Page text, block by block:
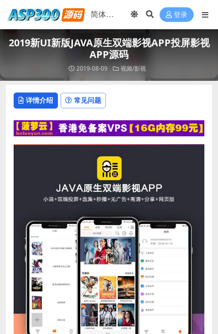
登录
2019新UI新版JAVA原生双端影视APP投屏影视
APP源码
2019-08-09 视频/影视
详情介绍 常见问题